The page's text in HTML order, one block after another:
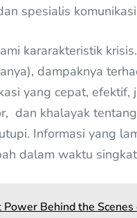
spesialis
kararakteristik
dampaknya
yang cepat,
dan khalayak
Informasi yang
dalam waktu
Behind the